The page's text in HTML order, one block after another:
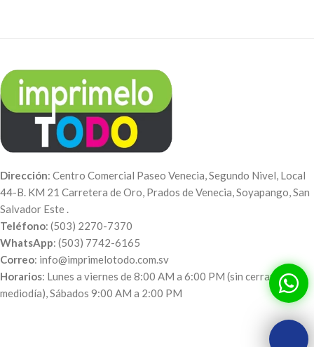
Dirección: Centro Comercial Paseo Venecia, Segundo Nivel, Local
44-B. KM 21 Carretera de Oro, Prados de Venecia, Soyapango, San
Salvador Este .
Teléfono: (503) 2270-7370
WhatsApp: (503) 7742-6165
Correo: info@imprimelotodo.com.sv
Horarios: Lunes a viernes de 8:00 AM a 6:00 PM (sin cerrar al
mediodía), Sábados 9:00 AM a 2:00 PM